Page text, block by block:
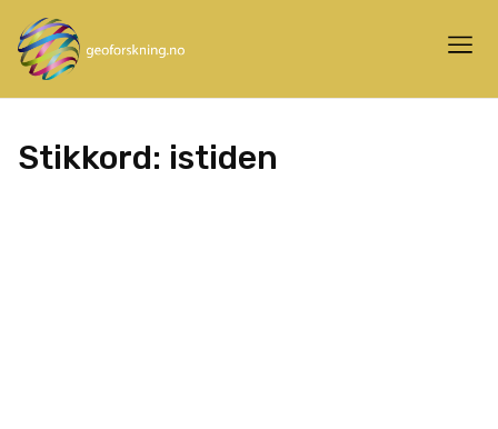
Stikkord: istiden